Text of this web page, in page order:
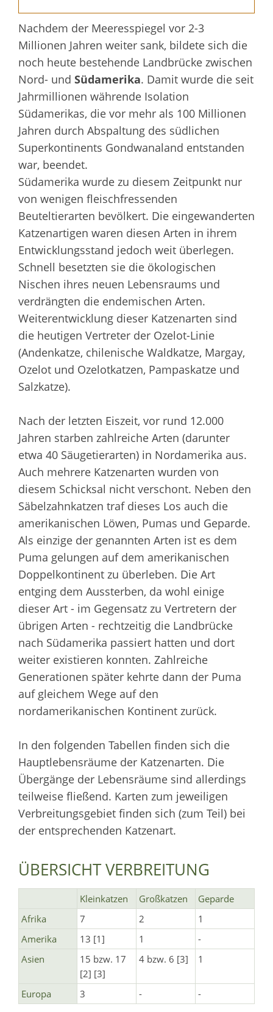
Nachdem der Meeresspiegel vor 2-3
Millionen Jahren weiter sank, bildete sich die
noch heute bestehende Landbrücke zwischen
Nord- und Südamerika. Damit wurde die seit
Jahrmillionen währende Isolation
Südamerikas, die vor mehr als 100 Millionen
Jahren durch Abspaltung des südlichen
Superkontinents Gondwanaland entstanden
war, beendet.
Südamerika wurde zu diesem Zeitpunkt nur
von wenigen fleischfressenden
Beuteltierarten bevölkert. Die eingewanderten
Katzenartigen waren diesen Arten in ihrem
Entwicklungsstand jedoch weit überlegen.
Schnell besetzten sie die ökologischen
Nischen ihres neuen Lebensraums und
verdrängten die endemischen Arten.
Weiterentwicklung dieser Katzenarten sind
die heutigen Vertreter der Ozelot-Linie
(Andenkatze, chilenische Waldkatze, Margay,
Ozelot und Ozelotkatzen, Pampaskatze und
Salzkatze).
Nach der letzten Eiszeit, vor rund 12.000
Jahren starben zahlreiche Arten (darunter
etwa 40 Säugetierarten) in Nordamerika aus.
Auch mehrere Katzenarten wurden von
diesem Schicksal nicht verschont. Neben den
Säbelzahnkatzen traf dieses Los auch die
amerikanischen Löwen, Pumas und Geparde.
Als einzige der genannten Arten ist es dem
Puma gelungen auf dem amerikanischen
Doppelkontinent zu überleben. Die Art
entging dem Aussterben, da wohl einige
dieser Art - im Gegensatz zu Vertretern der
übrigen Arten - rechtzeitig die Landbrücke
nach Südamerika passiert hatten und dort
weiter existieren konnten. Zahlreiche
Generationen später kehrte dann der Puma
auf gleichem Wege auf den
nordamerikanischen Kontinent zurück.
In den folgenden Tabellen finden sich die
Hauptlebensräume der Katzenarten. Die
Übergänge der Lebensräume sind allerdings
teilweise fließend. Karten zum jeweiligen
Verbreitungsgebiet finden sich (zum Teil) bei
der entsprechenden Katzenart.
ÜBERSICHT VERBREITUNG
Kleinkatzen Großkatzen
Geparde
Afrika
7 2
1
Amerika
13 [1] 1
-
Asien
15 bzw. 17
[2] [3]
4 bzw. 6 [3] 1
Europa 3 - -